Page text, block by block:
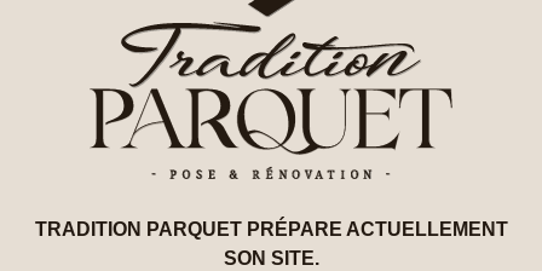
TRADITION PARQUET PRÉPARE ACTUELLEMENT
SON SITE.